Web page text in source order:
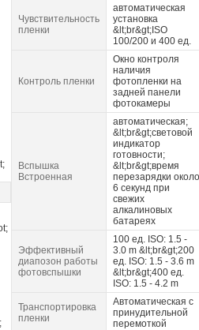
Чувствительность
пленки
автоматическая
установка
&lt;br&gt;ISO
100/200 и 400 ед.
Контроль пленки
Окно контроля
наличия
фотопленки на
задней панели
фотокамеры
Вспышка
Встроенная
автоматическая;
&lt;br&gt;световой
индикатор
готовности;
&lt;br&gt;время
перезарядки около
6 секунд при
свежих
алкалиновых
батареях
Эффективный
диапозон работы
фотовспышки
100 ед. ISO: 1.5 -
3.0 m &lt;br&gt;200
ед. ISO: 1.5 - 3.6 m
&lt;br&gt;400 ед.
ISO: 1.5 - 4.2 m
Транспортировка
пленки
Автоматическая с
принудительной
перемоткой